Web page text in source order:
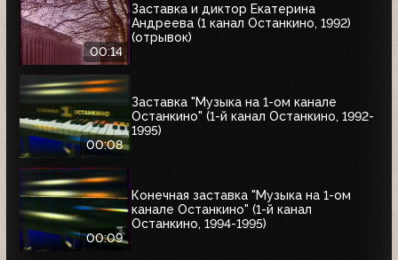
00:14
Заставка и диктор Екатерина
Андреева (1 канал Останкино, 1992)
(отрывок)
00:08
Заставка "Музыка на 1-ом канале
Останкино" (1-й канал Останкино, 1992-
1995)
00:09
Конечная заставка "Музыка на 1-ом
канале Останкино" (1-й канал
Останкино, 1994-1995)